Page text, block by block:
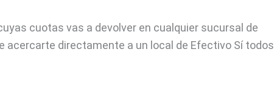
cuotas vas a devolver en cualquier sucursal de
acercarte directamente a un local de Efectivo Sí todos